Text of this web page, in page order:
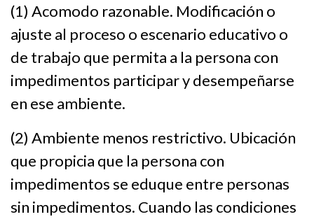
(1) Acomodo razonable. Modificación o
ajuste al proceso o escenario educativo o
de trabajo que permita a la persona con
impedimentos participar y desempeñarse
en ese ambiente.
(2) Ambiente menos restrictivo. Ubicación
que propicia que la persona con
impedimentos se eduque entre personas
sin impedimentos. Cuando las condiciones